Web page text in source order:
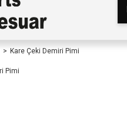
Kare Çeki Demiri Pimi